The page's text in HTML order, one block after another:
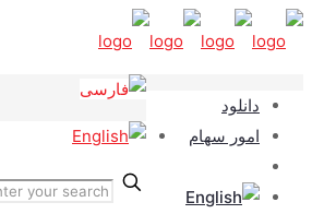
دانلود
امور سهام